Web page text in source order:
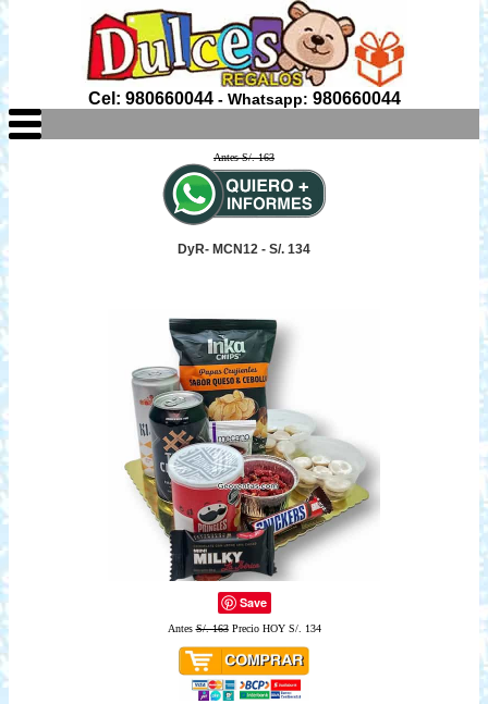
Cel: 980660044- Whatsapp: 980660044
Antes S/. 163
DyR- MCN12 - S/. 134
Save
AntesS/. 163Precio HOY S/. 134